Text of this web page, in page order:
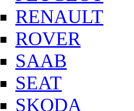
RENAULT
ROVER
SAAB
SEAT
SKODA